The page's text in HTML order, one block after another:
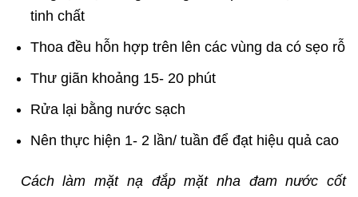
tinh chất
Thoa đều hỗn hợp trên lên các vùng da có sẹo rỗ
Thư giãn khoảng 15- 20 phút
Rửa lại bằng nước sạch
Nên thực hiện 1- 2 lần/ tuần để đạt hiệu quả cao
Cách làm mặt nạ đắp mặt nha đam nước cốt